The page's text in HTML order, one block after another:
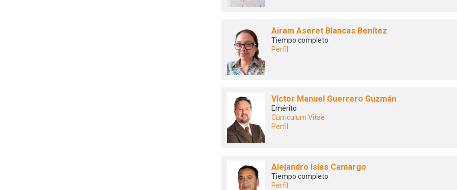
Airam Aseret Blancas Benítez
Tiempo completo
Perfil
Víctor Manuel Guerrero Guzmán
Emérito
Curriculum Vitae
Perfil
Alejandro Islas Camargo
Tiempo completo
Perfil